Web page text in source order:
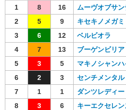
1 8 16 ムーヴオブサ
2
5 9 キセキノメガミ
3
6 12 ベルビオラ
4
7 13 ブーゲンビリア
5
3 5 マキノシャンハ
6
2 3 センチメンタル
7
1 1 ダンツレディー
8
3 6 キーエクセレン